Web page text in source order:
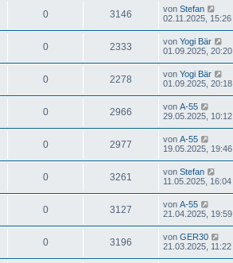
0 3146 von Stefan
02.11.2025, 15:26
0 2333 von Yogi Bär
01.09.2025, 20:20
0 2278 von Yogi Bär
01.09.2025, 20:18
0 2966 von A-55
29.05.2025, 10:12
0 2977 von A-55
19.05.2025, 19:46
0 3261 von Stefan
11.05.2025, 16:04
0 3127 von A-55
21.04.2025, 19:59
0 3196 von GER30
21.03.2025, 11:22